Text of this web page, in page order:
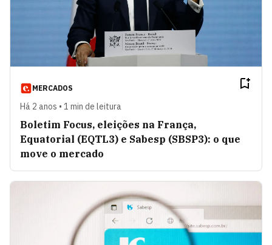
MERCADOS
Há 2 anos • 1 min de leitura
Boletim Focus, eleições na França,
Equatorial (EQTL3) e Sabesp (SBSP3): o que
move o mercado